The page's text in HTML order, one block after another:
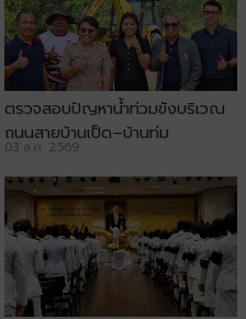
ตรวจสอบปัญหาน้ำท่วมขังบริเวณ
ถนนสายบ้านเป็ด–บ้านทุ่ม
03 ส.ค. 2569